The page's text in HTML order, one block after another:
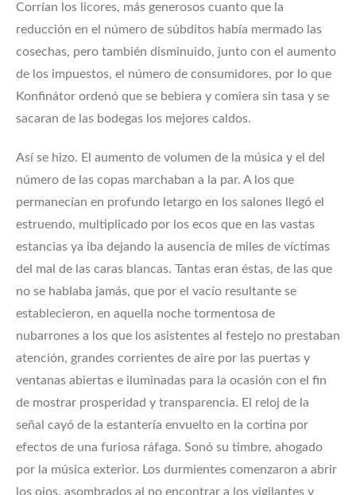
Corrían los licores, más generosos cuanto que la
reducción en el número de súbditos había mermado las
cosechas, pero también disminuido, junto con el aumento
de los impuestos, el número de consumidores, por lo que
Konfinátor ordenó que se bebiera y comiera sin tasa y se
sacaran de las bodegas los mejores caldos.
Así se hizo. El aumento de volumen de la música y el del
número de las copas marchaban a la par. A los que
permanecían en profundo letargo en los salones llegó el
estruendo, multiplicado por los ecos que en las vastas
estancias ya iba dejando la ausencia de miles de víctimas
del mal de las caras blancas. Tantas eran éstas, de las que
no se hablaba jamás, que por el vacío resultante se
establecieron, en aquella noche tormentosa de
nubarrones a los que los asistentes al festejo no prestaban
atención, grandes corrientes de aire por las puertas y
ventanas abiertas e iluminadas para la ocasión con el fin
de mostrar prosperidad y transparencia. El reloj de la
señal cayó de la estantería envuelto en la cortina por
efectos de una furiosa ráfaga. Sonó su timbre, ahogado
por la música exterior. Los durmientes comenzaron a abrir
los ojos, asombrados al no encontrar a los vigilantes y